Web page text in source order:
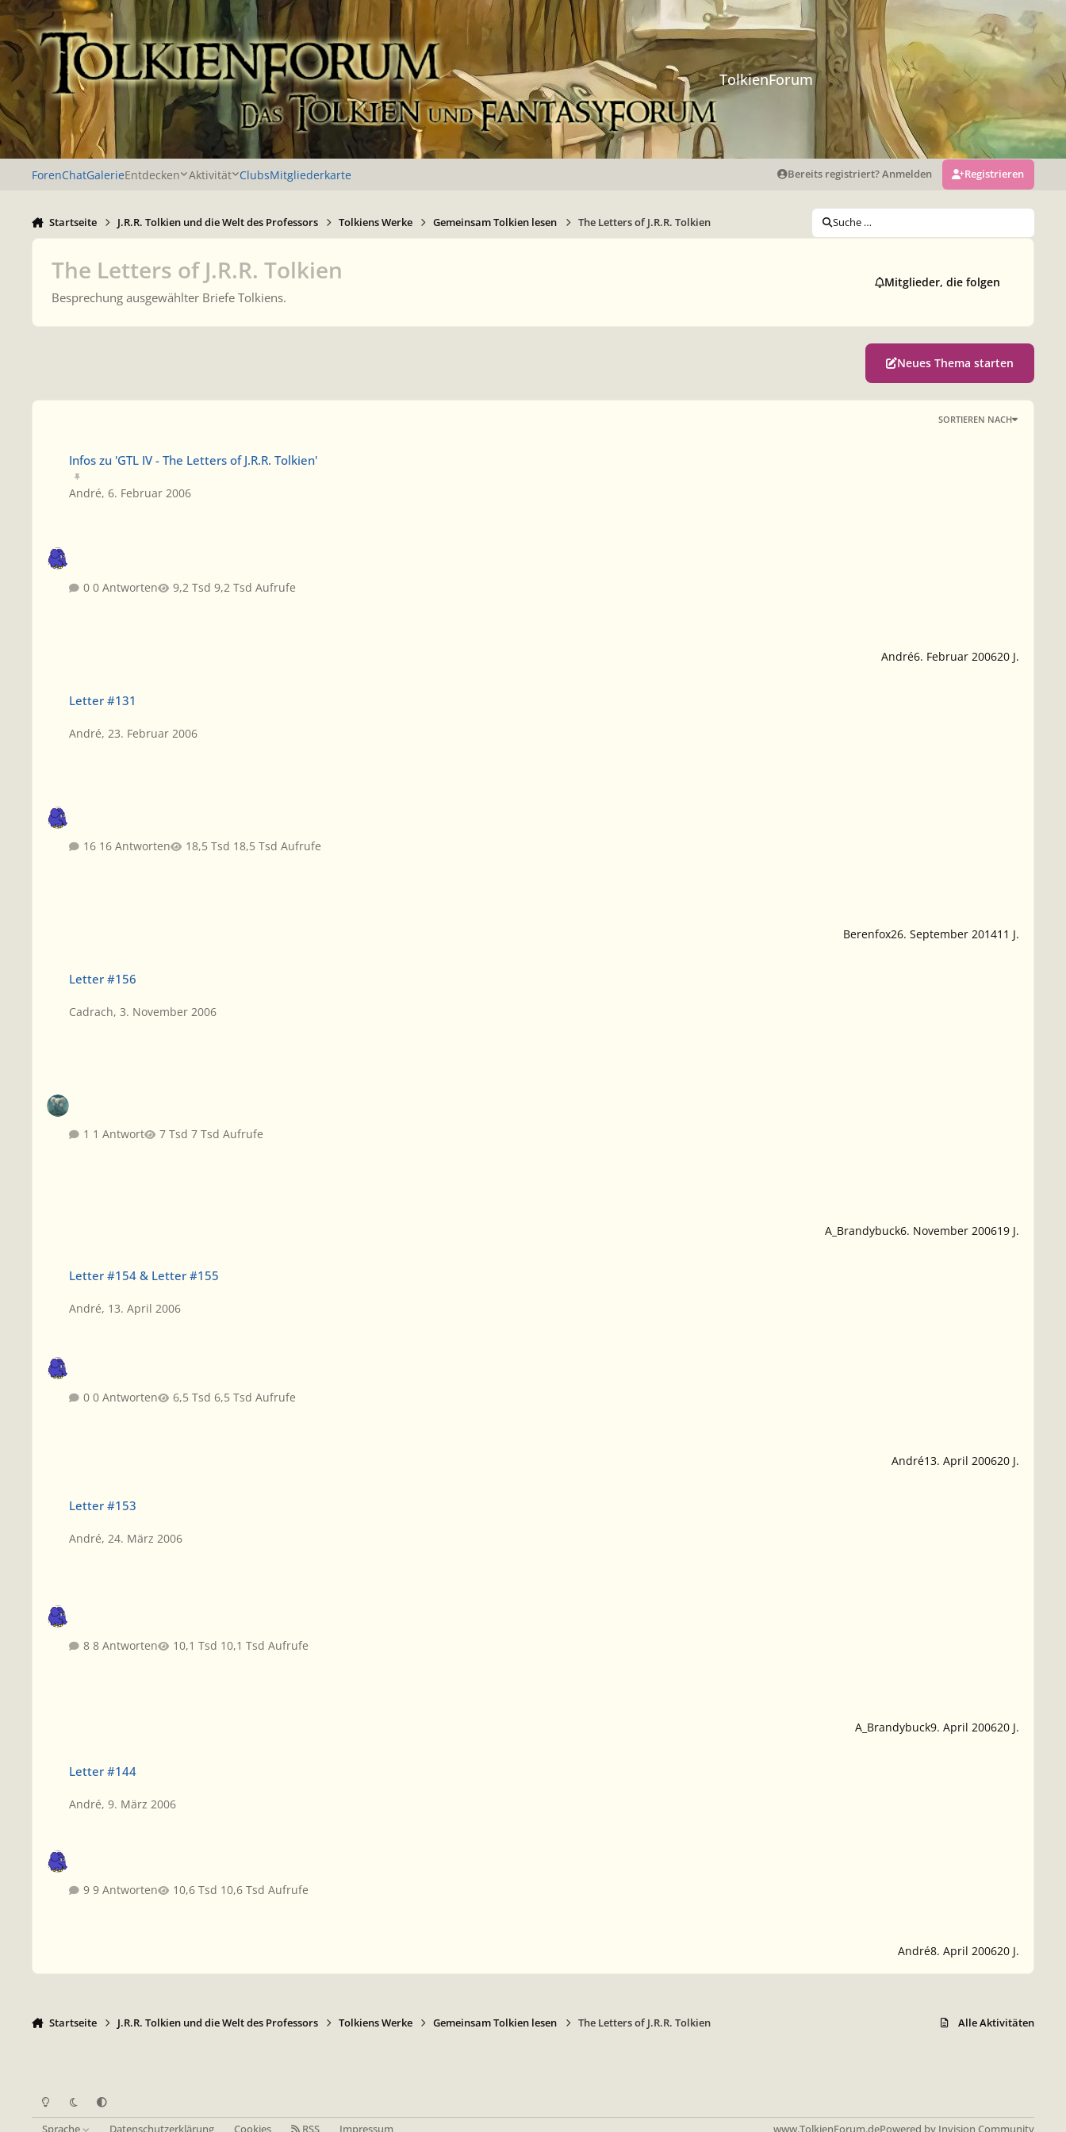
Zu Inhalt springen
TolkienForum
ForenChatGalerieEntdecken Aktivität ClubsMitgliederkarte Bereits registriert? Anmelden Registrieren
Startseite J.R.R. Tolkien und die Welt des Professors Tolkiens Werke Gemeinsam Tolkien lesen The Letters of J.R.R. Tolkien Suche …
The Letters of J.R.R. Tolkien
Besprechung ausgewählter Briefe Tolkiens.
Mitglieder, die folgen
Neues Thema starten
SORTIEREN NACH
Infos zu 'GTL IV - The Letters of J.R.R. Tolkien'
André,6. Februar 2006
0 Antworten 9,2 Tsd Aufrufe
André6. Februar 200620 J.
Letter #131
André,23. Februar 2006
16 Antworten 18,5 Tsd Aufrufe
Berenfox26. September 201411 J.
Letter #156
Cadrach,3. November 2006
1 Antwort 7 Tsd Aufrufe
A_Brandybuck6. November 200619 J.
Letter #154 & Letter #155
André, 13. April 2006
0 Antworten 6,5 Tsd Aufrufe
André13. April 200620 J.
Letter #153
André, 24. März 2006
8 Antworten 10,1 Tsd Aufrufe
A_Brandybuck9. April 200620 J.
Letter #144
André,9. März 2006
9 Antworten 10,6 Tsd Aufrufe
André8. April 200620 J.
Startseite J.R.R. Tolkien und die Welt des Professors Tolkiens Werke Gemeinsam Tolkien lesen The Letters of J.R.R. Tolkien Alle Aktivitäten
Heller ModusDunkler Modus
Systemeinstellung
Sprache Datenschutzerklärung Cookies RSS Impressum www.TolkienForum.dePowered by Invision Community